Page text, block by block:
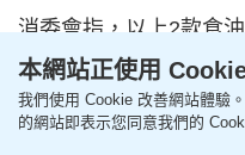
消委會指，以上2款食
粟米油輕微超過歐盟每
消委會食油測試
本網站正使用
我們使用 Cookie 改善網站體驗
的網站即表示您同意我們的